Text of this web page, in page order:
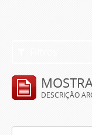
DESCRIÇÃO